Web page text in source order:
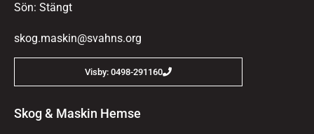
Sön: Stängt
skog.maskin@svahns.org
Visby: 0498-291160
Skog & Maskin Hemse